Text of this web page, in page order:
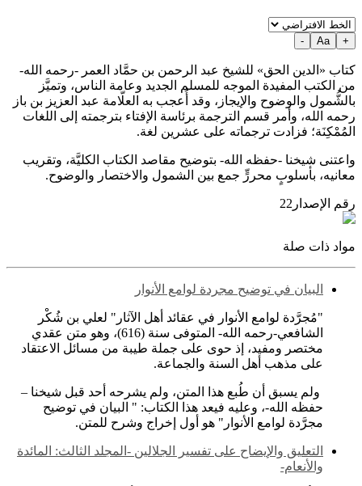
+
Aa
-
كتاب «الدين الحق» للشيخ عبد الرحمن بن حمَّاد العمر -رحمه الله-
من الكتب المفيدة الموجه للمسلم الجديد وعامة الناس، وتميَّز
بالشُّمول والوضوح والإيجاز، وقد أُعجب به العلّامة عبد العزيز بن باز
رحمه الله، وأمر قسم الترجمة برئاسة الإفتاء بترجمته إلى اللغات
المُمْكِنَة؛ فزادت ترجماته على عشرين لغة.
واعتنى شيخنا -حفظه الله- بتوضيح مقاصد الكتاب الكليَّة، وتقريب
معانيه، بأسلوبٍ محررٍّ جمع ‏بين الشمول والاختصار والوضوح.
رقم الإصدار 22
مواد ذات صلة
البيان في توضيح مجردة لوامع الأنوار
"مُجرَّدة لوامع الأنوار في عقائد أهل الآثار" لعلي بن شُكْر
الشافعي-رحمه الله- المتوفى سنة (616)، وهو متن عقدي
مختصر ومفيد، إذ حوى على جملة طيبة من مسائل الاعتقاد
على مذهب أهل السنة والجماعة.
ولم يسبق أن طُبع هذا المتن، ولم يشرحه أحد قبل شيخنا –
حفظه الله-، وعليه فيعد هذا الكتاب: " البيان في توضيح
مجرَّدة لوامع الأنوار" هو أول إخراج وشرح للمتن.
التعليق والإيضاح على تفسير الجلالين -المجلد الثالث: المائدة
والأنعام-